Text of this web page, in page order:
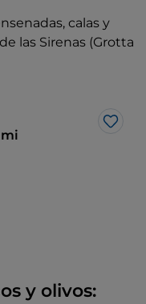
calas y
las Sirenas (Grotta
Me
y olivos: